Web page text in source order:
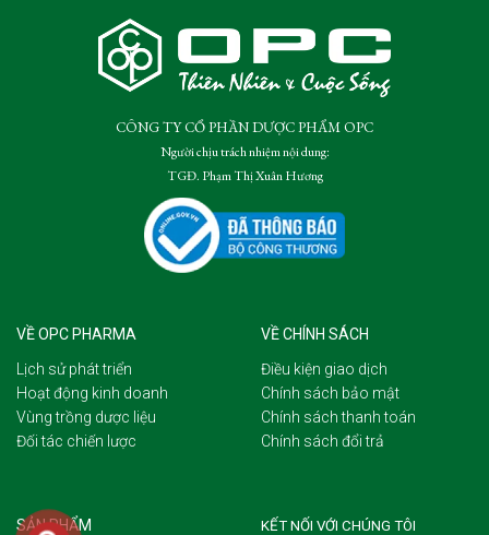
CÔNG TY CỔ PHẦN DƯỢC PHẨM OPC
Người chịu trách nhiệm nội dung:
TGĐ. Phạm Thị Xuân Hương
VỀ OPC PHARMA
Lịch sử phát triển
Hoạt động kinh doanh
Vùng trồng dược liệu
Đối tác chiến lược
VỀ CHÍNH SÁCH
Điều kiện giao dịch
Chính sách bảo mật
Chính sách thanh toán
Chính sách đổi trả
SẢN PHẨM
KẾT NỐI VỚI CHÚNG TÔI